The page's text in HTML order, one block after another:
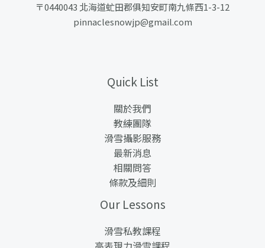
〒0440043 北海道虻田郡俱知安町南九條西1-3-12
pinnaclesnowjp@gmail.com
Quick List
關於我們
教練團隊
滑雪攝影服務
最新消息
相關問答
條款及細則
Our Lessons
滑雪私教課程